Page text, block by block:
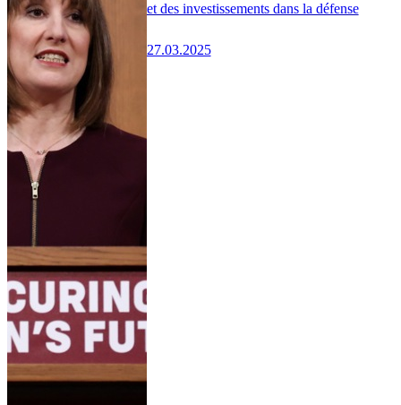
et des investissements dans la défense
27.03.2025